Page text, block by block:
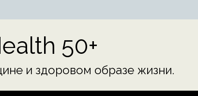
50+
и здоровом образе жизни.